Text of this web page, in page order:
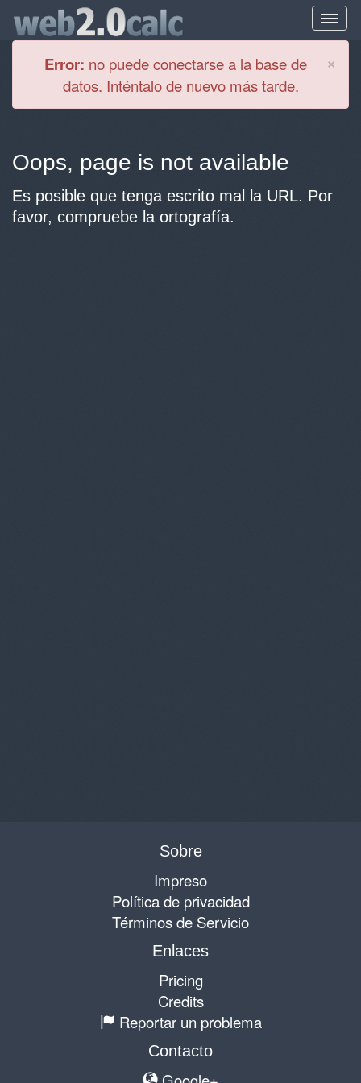
×
Error: no puede conectarse a la base de
datos. Inténtalo de nuevo más tarde.
Oops, page is not available
Es posible que tenga escrito mal la URL. Por
favor, compruebe la ortografía.
Sobre
Impreso
Política de privacidad
Términos de Servicio
Enlaces
Pricing
Credits
Reportar un problema
Contacto